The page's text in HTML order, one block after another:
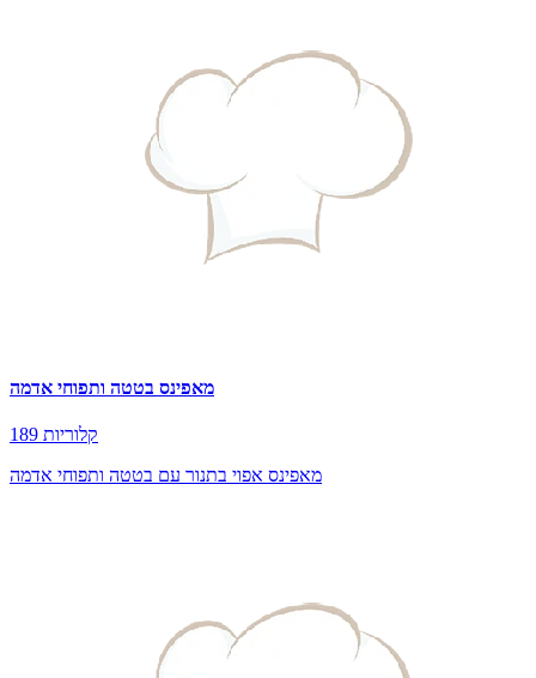
מאפינס בטטה ותפוחי אדמה
189 קלוריות
מאפינס אפוי בתנור עם בטטה ותפוחי אדמה